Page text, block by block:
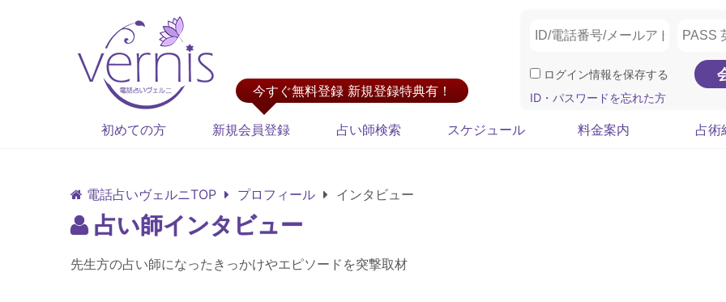
今すぐ無料登録 新規登録特典有！
ログイン情報を保存する
ID・パスワードを忘れた方
初めての方 新規会員登録 占い師検索 スケジュール 料金案内 占術
電話占いヴェルニTOP プロフィール インタビュー
占い師インタビュー
先生方の占い師になったきっかけやエピソードを突撃取材